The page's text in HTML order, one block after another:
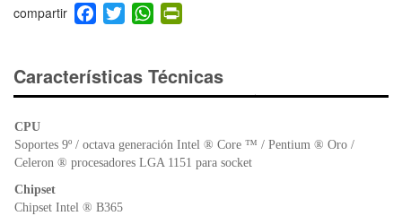
F
a
e
b
o
k
T
wi
er
W
h
s
A
p
ri
e
dl
y
Características Técnicas
CPU
Soportes 9º / octava generación Intel ® Core ™ / Pentium ® Oro /
Celeron ® procesadores LGA 1151 para socket
Chipset
Chipset Intel ® B365